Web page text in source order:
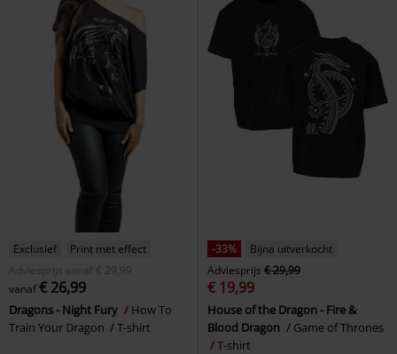
Exclusief
Print met effect
Adviesprijs
vanaf € 29,99
vanaf€ 26,99
Dragons - Night Fury
How To
Train Your Dragon
T-shirt
-33%
Bijna uitverkocht
Adviesprijs € 29,99
€ 19,99
House of the Dragon - Fire &
Blood Dragon
Game of Thrones
T-shirt